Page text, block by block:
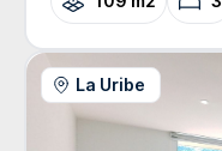
La Uribe